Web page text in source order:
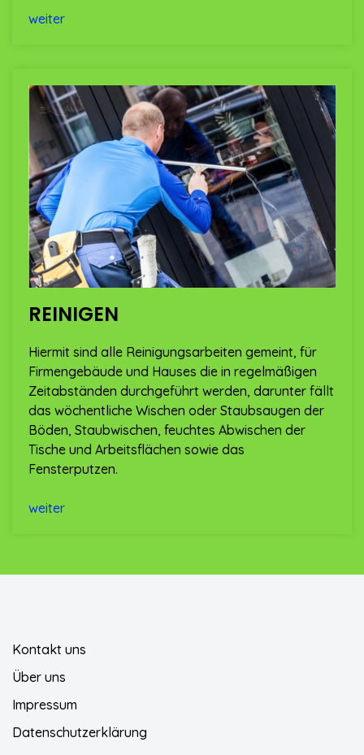
weiter
REINIGEN
Hiermit sind alle Reinigungsarbeiten gemeint, für
Firmengebäude und Hauses die in regelmäßigen
Zeitabständen durchgeführt werden, darunter fällt
das wöchentliche Wischen oder Staubsaugen der
Böden, Staubwischen, feuchtes Abwischen der
Tische und Arbeitsflächen sowie das
Fensterputzen.
weiter
Kontakt uns
Über uns
Impressum
Datenschutzerklärung